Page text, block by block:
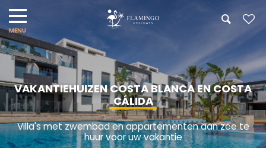
VAKANTIEHUIZEN COSTA BLANCA EN COSTA
CÁLIDA
Villa's met zwembad en appartementen aan zee te
huur voor uw vakantie